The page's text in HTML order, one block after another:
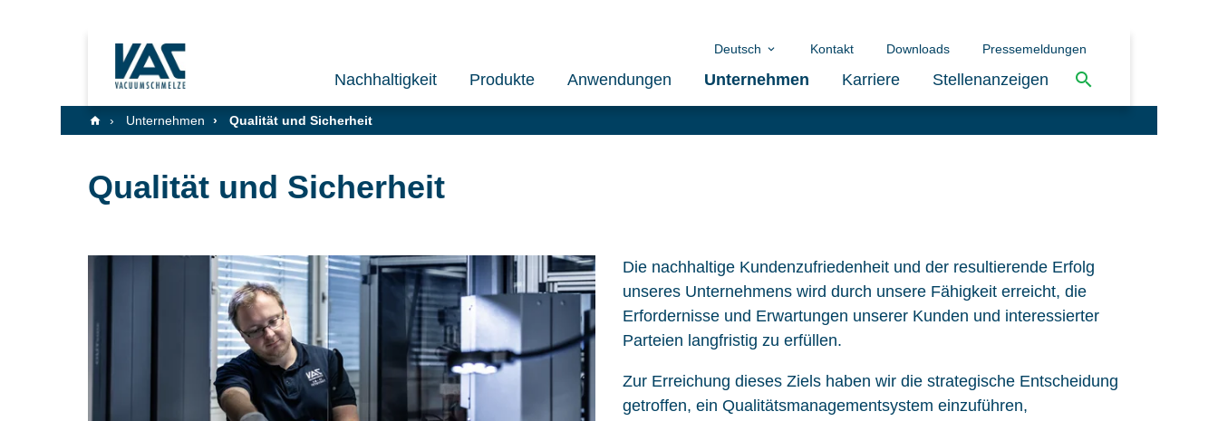
Nachhaltigkeit Produkte Anwendungen Unternehmen Karriere Stellenanzeigen
Deutsch Kontakt Downloads Pressemeldungen
Unternehmen Qualität und Sicherheit
Qualität und Sicherheit
Die nachhaltige Kundenzufriedenheit und der resultierende Erfolg
unseres Unternehmens wird durch unsere Fähigkeit erreicht, die
Erfordernisse und Erwartungen unserer Kunden und interessierter
Parteien langfristig zu erfüllen.
Zur Erreichung dieses Ziels haben wir die strategische Entscheidung
getroffen, ein Qualitätsmanagementsystem einzuführen,